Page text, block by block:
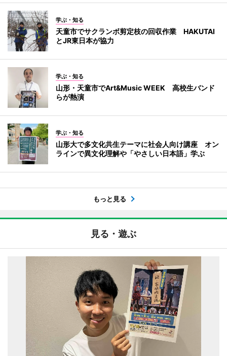
学ぶ・知る
天童市でサクランボ剪定枝の回収作業 HAKUTAI
とJR東日本が協力
学ぶ・知る
山形・天童市でArt&Music WEEK 高校生バンド
らが熱演
学ぶ・知る
山形大で多文化共生テーマに社会人向け講座 オン
ラインで異文化理解や「やさしい日本語」学ぶ
もっと見る
見る・遊ぶ